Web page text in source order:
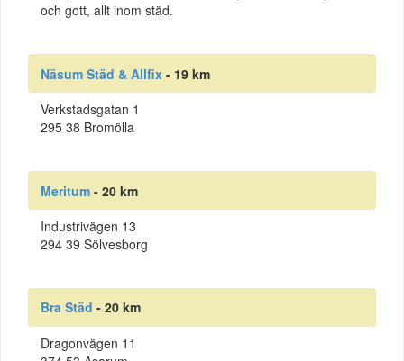
och gott, allt inom städ.
Näsum Städ & Allfix - 19 km
Verkstadsgatan 1
295 38 Bromölla
Meritum - 20 km
Industrivägen 13
294 39 Sölvesborg
Bra Städ - 20 km
Dragonvägen 11